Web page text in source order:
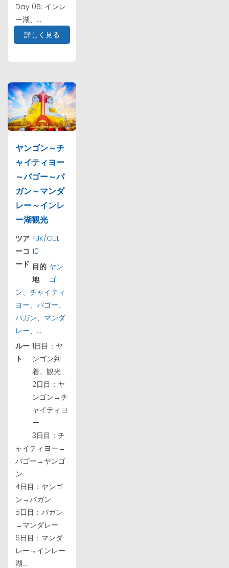
Day 05: インレ
ー湖、...
詳しく見る
ヤンゴン～チ
ャイティヨー
～バゴー～バ
ガン～マンダ
レー～インレ
ー湖観光
ツア
ーコ
ード
FJK/CUL
10
目的
地
ヤン
ゴ
ン、チャイティ
ヨー、バゴー、
バガン、マンダ
レー、...
ルー
ト
1日目：ヤ
ンゴン到
着、観光
2日目：ヤ
ンゴン→チ
ャイティヨ
ー
3日目：チ
ャイティヨー→
バゴー→ヤンゴ
ン
4日目：ヤンゴ
ン→バガン
5日目：バガン
→マンダレー
6日目：マンダ
レー→インレー
湖...